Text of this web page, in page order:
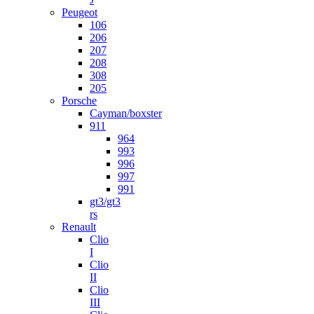
Peugeot
106
206
207
208
308
205
Porsche
Cayman/boxster
911
964
993
996
997
991
gt3/gt3
rs
Renault
Clio
I
Clio
II
Clio
III